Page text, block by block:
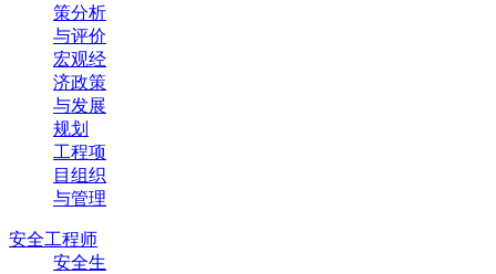
策分析
与评价
宏观经
济政策
与发展
规划
工程项
目组织
与管理
安全工程师
安全生